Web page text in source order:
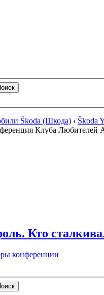
Škoda (Шкода) ‹ Škoda
Клуба
Кто
конференции